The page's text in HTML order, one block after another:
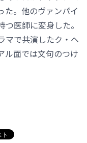
た。他のヴァンパイ
医師に変身した。
マで共演したク・ヘ
ル面では文句のつけ